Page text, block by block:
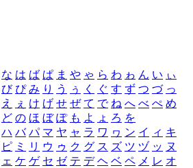
な は ば ぱ ま や ゃ ら わ ゎ ん い ぃ
び ぴ み り う ぅ く ぐ す ず つ づ っ
え ぇ け げ せ ぜ て で ね へ べ ぺ め
ど の ほ ぼ ぽ も よ ょ ろ を
ハ バ パ マ ヤ ャ ラ ワ ヮ ン イ ィ キ
ピ ミ リ ウ ゥ ク グ ス ズ ツ ヅ ッ ヌ
ェ ケ ゲ セ ゼ テ デ ヘ ベ ペ メ レ オ